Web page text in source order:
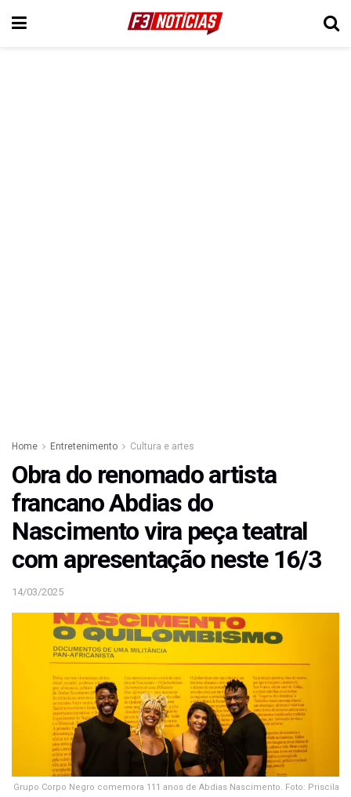
Home Entretenimento Cultura e artes
Obra do renomado artista
francano Abdias do
Nascimento vira peça teatral
com apresentação neste 16/3
14/03/2025
Grupo Corpo Negro comemora 111 anos de Abdias Nascimento. Foto: Priscila